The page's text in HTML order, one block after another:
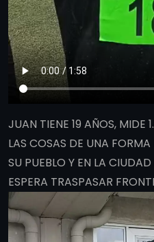
JUAN TIENE 19 AÑOS, MIDE
LAS COSAS DE UNA
SU PUEBLO Y EN LA
ESPERA TRASPASAR